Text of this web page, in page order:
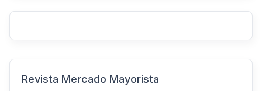
Revista Mercado Mayorista